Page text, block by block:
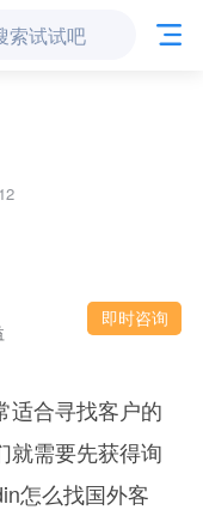
即时咨询
适合寻找客户的
就需要先获得询
怎么找国外客